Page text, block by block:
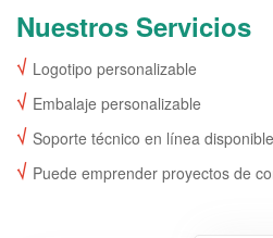
Nuestros Servicios
√ Logotipo personalizable
√ Embalaje personalizable
√ Soporte técnico en línea disponible
√ Puede emprender proyectos de